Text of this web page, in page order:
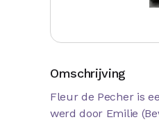
Omschrijving
Fleur de Pecher is
werd door Emilie